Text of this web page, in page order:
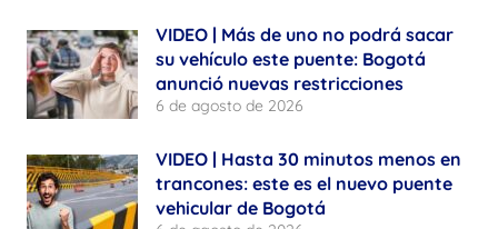
VIDEO | Más de uno no podrá sacar
su vehículo este puente: Bogotá
anunció nuevas restricciones
6 de agosto de 2026
VIDEO | Hasta 30 minutos menos en
trancones: este es el nuevo puente
vehicular de Bogotá